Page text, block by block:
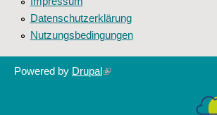
Datenschutzerklärung
Nutzungsbedingungen
Powered by Drupal(link